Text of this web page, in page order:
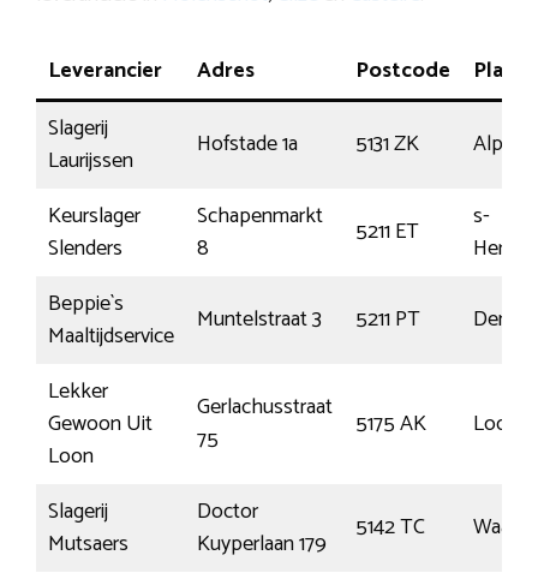
Leverancier Adres Postcode
Plaats
Slagerij
Laurijssen
Hofstade 1a 5131 ZK
Alphen
Keurslager
Slenders
Schapenmarkt
8
5211 ET
s-
Beppie`s
Maaltijdservice
Muntelstraat 3 5211 PT
Den
Lekker
Gewoon Uit
Loon
Gerlachusstraat
75
5175 AK Loon
Slagerij
Mutsaers
Doctor
Kuyperlaan 179
5142 TC